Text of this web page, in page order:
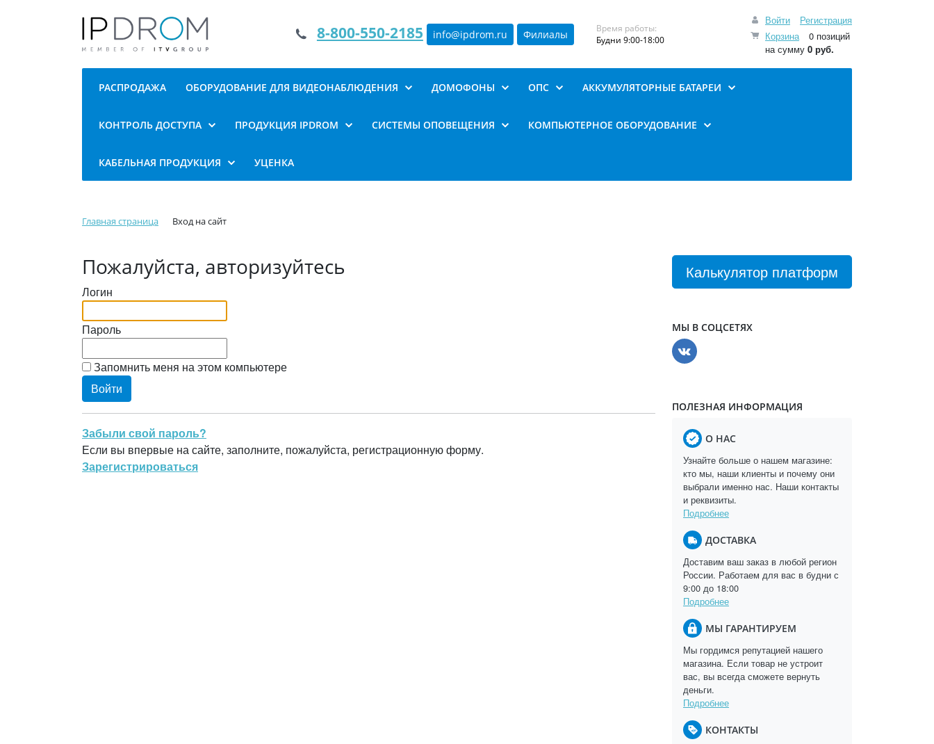
Войти
Регистрация
Корзина
0 позиций
на сумму 0 руб.
8-800-550-2185 info@ipdrom.ru Филиалы
Время работы:
Будни 9:00-18:00
РАСПРОДАЖА ОБОРУДОВАНИЕ ДЛЯ ВИДЕОНАБЛЮДЕНИЯ ДОМОФОНЫ ОПС АККУМУЛЯТОРНЫЕ БАТАРЕИ
КОНТРОЛЬ ДОСТУПА ПРОДУКЦИЯ IPDROM СИСТЕМЫ ОПОВЕЩЕНИЯ КОМПЬЮТЕРНОЕ ОБОРУДОВАНИЕ
КАБЕЛЬНАЯ ПРОДУКЦИЯ УЦЕНКА
Главная страница Вход на сайт
Пожалуйста, авторизуйтесь
Логин
Пароль
Запомнить меня на этом компьютере
Забыли свой пароль?
Если вы впервые на сайте, заполните, пожалуйста, регистрационную форму.
Зарегистрироваться
Калькулятор платформ
МЫ В СОЦСЕТЯХ
ПОЛЕЗНАЯ ИНФОРМАЦИЯ
О НАС
Узнайте больше о нашем магазине:
кто мы, наши клиенты и почему они
выбрали именно нас. Наши контакты
и реквизиты.
Подробнее
ДОСТАВКА
Доставим ваш заказ в любой регион
России. Работаем для вас в будни с
9:00 до 18:00
Подробнее
МЫ ГАРАНТИРУЕМ
Мы гордимся репутацией нашего
магазина. Если товар не устроит
вас, вы всегда сможете вернуть
деньги.
Подробнее
КОНТАКТЫ